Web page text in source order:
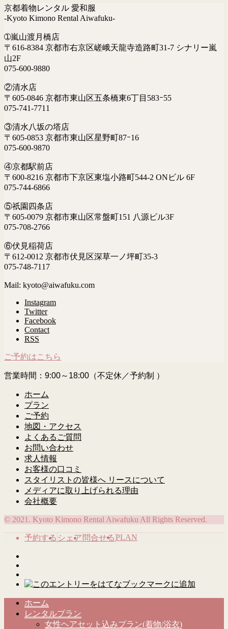
京都着物レンタル 愛和服
-Kyoto Kimono Rental Aiwafuku-
➀嵐山渡月橋店
〒616-8384 京都市右京区嵯峨天龍寺造路町31-7 シナリー嵐
山2F
075-600-9880
②清水店
〒605-0846 京都市東山区五条橋東6丁目583ｰ55
075-741-7711
③清水八坂の塔店
〒605-0853 京都市東山区星野町87ｰ16
075-600-9870
④京都駅前店
〒600-8216 京都市下京区東塩小路町544-2 ONビル 6F
075-744-6866
⑤祇園四条店
〒605-0079 京都市東山区常盤町151 八源ビル3F
075-708-2766
⑥伏見稲荷店
〒612-0012 京都市伏見区深草一ノ坪町35-3
075-748-7117
Mail: kyoto@aiwafuku.com
Instagram
Twitter
Facebook
Contact
RSS
ご予約はこちら
営業時間：9:00～18:00（不定休／予約制 ）
ホーム
プラン
ご予約
地図・アクセス
よくあるご質問
お問い合わせ
求人情報
お客様の口コミ
スタイリストの皆様へ リースについて
メディアに取り上げられる理由
会社概要
© 2021. Kyoto Kimono Rental Aiwafuku All Rights Reserved.
予約する シェア 問合せるPLAN
ホーム
レンタルプラン
女性ヘアセット込みプラン(着物/浴衣)